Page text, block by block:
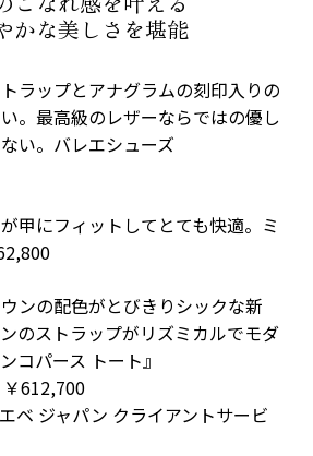
かな美しさを堪能
ラップとアナグラムの刻印入りの
。最高級のレザーならではの優し
い。バレエシューズ
甲にフィットしてとても快適。ミ
ンの配色がとびきりシックな新
のストラップがリズミカルでモダ
コパース トート』
612,700
ベ ジャパン クライアントサービ